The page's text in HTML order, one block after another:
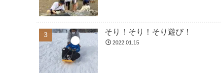
そり！そり！そり遊び！
2022.01.15